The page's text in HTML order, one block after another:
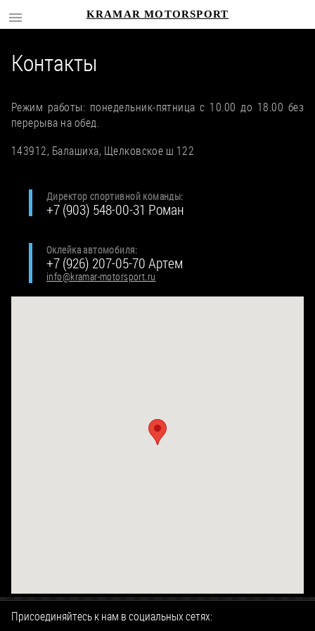
KRAMAR MOTORSPORT
Контакты
Режим работы: понедельник-пятница с 10.00 до 18.00 без
перерыва на обед.
143912, Балашиха, Щелковское ш 122
Директор спортивной команды:
+7 (903) 548-00-31 Роман
Оклейка автомобиля:
+7 (926) 207-05-70 Артем
info@kramar-motorsport.ru
Присоединяйтесь к нам в социальных сетях: